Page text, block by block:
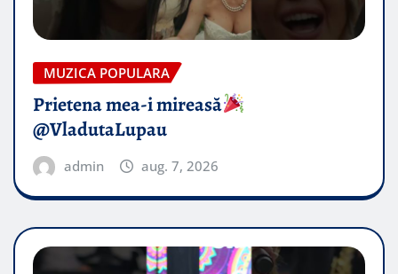
MUZICA POPULARA
Prietena mea-i mireasă​
@VladutaLupau
admin aug. 7, 2026